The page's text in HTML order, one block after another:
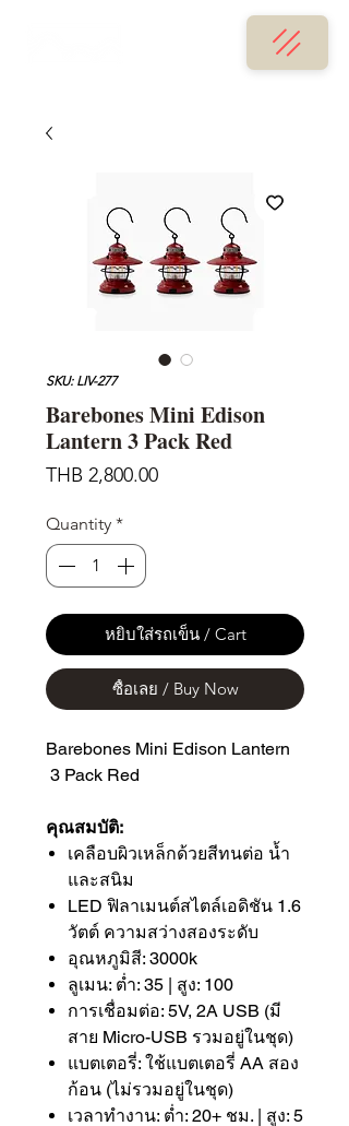
SKU: LIV-277
Barebones Mini Edison
Lantern 3 Pack Red
THB 2,800.00Price
Quantity *
หยิบใส่รถเข็น / Cart
ซื้อเลย / Buy Now
Barebones Mini Edison Lantern
3 Pack Red
คุณสมบัติ:
เคลือบผิวเหล็กด้วยสีทนต่อ น้ำ
และสนิม
LED ฟิลาเมนต์สไตล์เอดิชัน 1.6
วัตต์ ความสว่างสองระดับ
อุณหภูมิสี: 3000k
ลูเมน: ต่ำ: 35 | สูง: 100
การเชื่อมต่อ: 5V, 2A USB (มี
สาย Micro-USB รวมอยู่ในชุด)
แบตเตอรี่: ใช้แบตเตอรี่ AA สอง
ก้อน (ไม่รวมอยู่ในชุด)
เวลาทำงาน: ต่ำ: 20+ ชม. | สูง: 5